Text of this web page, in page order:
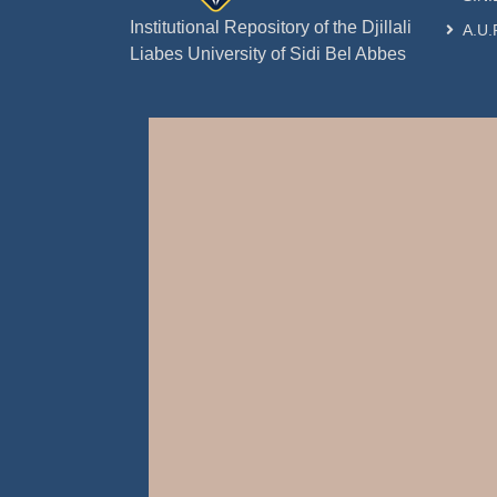
Institutional Repository of the Djillali
Liabes University of Sidi Bel Abbes